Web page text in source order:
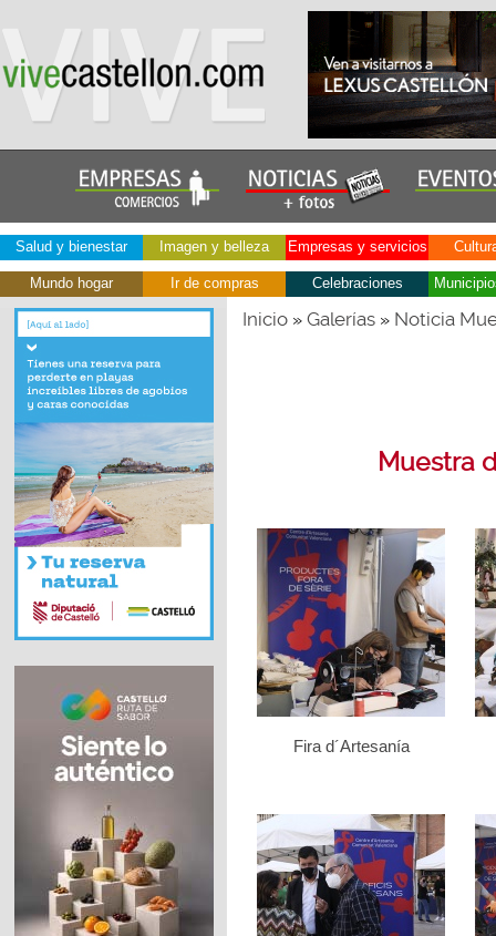
Salud y bienestar Imagen y belleza Empresas y servicios
Mundo hogar Ir de compras Celebraciones
Inicio» Galerías» Noticia
Muestra
Fira d´Artesanía